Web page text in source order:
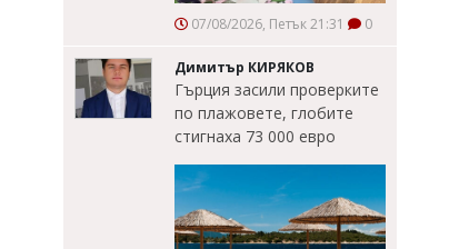
07/08/2026, Петък 21:31 0
Димитър КИРЯКОВ
Гърция засили проверките
по плажовете, глобите
стигнаха 73 000 евро